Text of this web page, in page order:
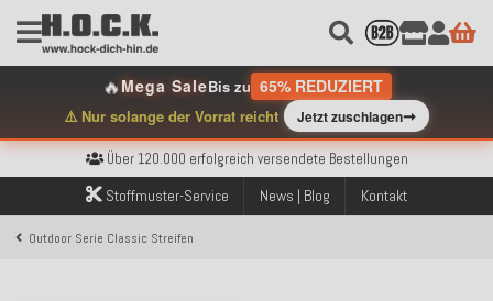
🔥Mega SaleBis zu 65% REDUZIERT
⚠️ Nur solange der Vorrat reicht Jetzt zuschlagen➞
Kostenloser Versand innerhalb Deutschlands ab 99€ Bestellwert
Über 120.000 erfolgreich versendete Bestellungen
Sicher bezahlen mit Klarna, PayPal & Amazon Pay
Kostenloser Versand innerhalb Deutschlands ab 99€ Bestellwert
Über 120.000 erfolgreich versendete Bestellungen
Sicher bezahlen mit Klarna, PayPal & Amazon Pay
Stoffmuster-Service News | Blog Kontakt
Outdoor Serie Classic Streifen